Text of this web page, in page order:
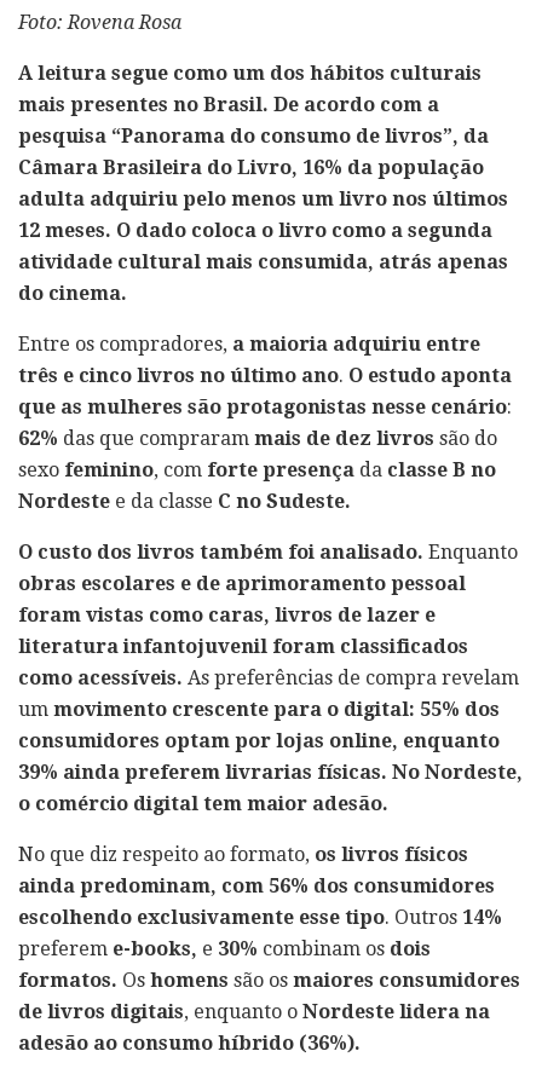
Foto: Rovena Rosa
A leitura segue como um dos hábitos culturais
mais presentes no Brasil. De acordo com a
pesquisa “Panorama do consumo de livros”, da
Câmara Brasileira do Livro, 16% da população
adulta adquiriu pelo menos um livro nos últimos
12 meses. O dado coloca o livro como a segunda
atividade cultural mais consumida, atrás apenas
do cinema.
Entre os compradores, a maioria adquiriu entre
três e cinco livros no último ano. O estudo aponta
que as mulheres são protagonistas nesse cenário:
62% das que compraram mais de dez livros são do
sexo feminino, com forte presença da classe B no
Nordeste e da classe C no Sudeste.
O custo dos livros também foi analisado. Enquanto
obras escolares e de aprimoramento pessoal
foram vistas como caras, livros de lazer e
literatura infantojuvenil foram classificados
como acessíveis. As preferências de compra revelam
um movimento crescente para o digital: 55% dos
consumidores optam por lojas online, enquanto
39% ainda preferem livrarias físicas. No Nordeste,
o comércio digital tem maior adesão.
No que diz respeito ao formato, os livros físicos
ainda predominam, com 56% dos consumidores
escolhendo exclusivamente esse tipo. Outros 14%
preferem e-books, e 30% combinam os dois
formatos. Os homens são os maiores consumidores
de livros digitais, enquanto o Nordeste lidera na
adesão ao consumo híbrido (36%).